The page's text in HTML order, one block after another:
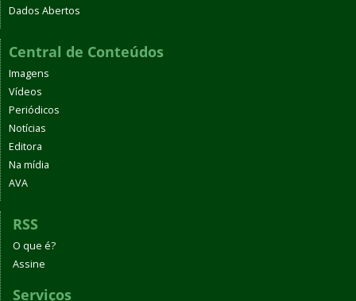
Dados Abertos
Central de Conteúdos
Imagens
Vídeos
Periódicos
Notícias
Editora
Na mídia
AVA
RSS
O que é?
Assine
Serviços